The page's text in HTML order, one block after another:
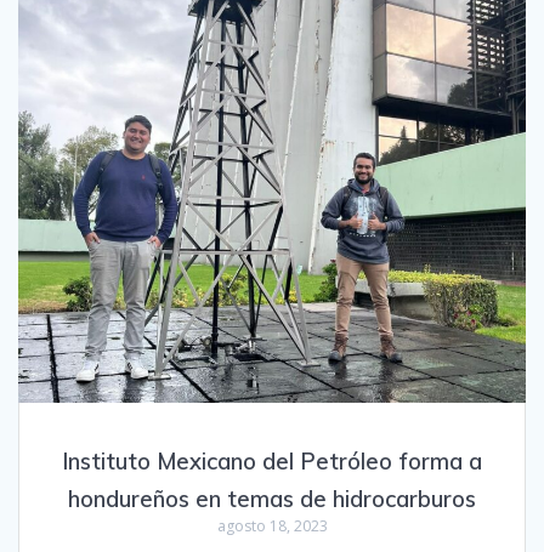
Instituto Mexicano del Petróleo forma a
hondureños en temas de hidrocarburos
agosto 18, 2023